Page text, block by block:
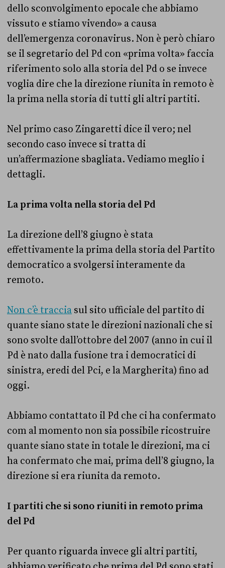
dello sconvolgimento epocale che abbiamo
vissuto e stiamo vivendo» a causa
dell’emergenza coronavirus. Non è però chiaro
se il segretario del Pd con «prima volta» faccia
riferimento solo alla storia del Pd o se invece
voglia dire che la direzione riunita in remoto è
la prima nella storia di tutti gli altri partiti.
Nel primo caso Zingaretti dice il vero; nel
secondo caso invece si tratta di
un’affermazione sbagliata. Vediamo meglio i
dettagli.
La prima volta nella storia del Pd
La direzione dell’8 giugno è stata
effettivamente la prima della storia del Partito
democratico a svolgersi interamente da
remoto.
Non c’è traccia sul sito ufficiale del partito di
quante siano state le direzioni nazionali che si
sono svolte dall’ottobre del 2007 (anno in cui il
Pd è nato dalla fusione tra i democratici di
sinistra, eredi del Pci, e la Margherita) fino ad
oggi.
Abbiamo contattato il Pd che ci ha confermato
com al momento non sia possibile ricostruire
quante siano state in totale le direzioni, ma ci
ha confermato che mai, prima dell’8 giugno, la
direzione si era riunita da remoto.
I partiti che si sono riuniti in remoto prima
del Pd
Per quanto riguarda invece gli altri partiti,